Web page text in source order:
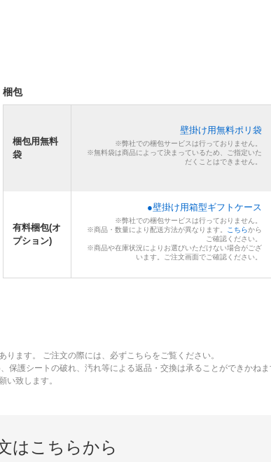
梱包
梱包用無料
袋
壁掛け用無料ポリ袋
※弊社での梱包サービスは行っておりません。
※無料袋は商品によって決まっているため、ご指定いた
だくことはできません。
有料梱包(オ
プション)
●壁掛け用箱型ギフトケース
※弊社での梱包サービスは行っておりません。
※商品・数量により配送方法が異なります。
こちらから
ご確認ください。
※商品や在庫状況によりお選びいただけない場合がござ
います。ご注文画面でご確認ください。
ます。 ご注文の際には、必ずこちらをご覧ください。
護シートの破れ、汚れ等による返品・交換は承ることができかねま
い致します。
はこちらから